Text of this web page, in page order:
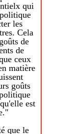
TVA,
à lui,
vigueur
lors,
du
sont
Un
serait
pour
donc
la loi
est
Alors
un
Sud :
du
de
x qui
les
Cela
de
de
ceux
matière
goûts
est
que le